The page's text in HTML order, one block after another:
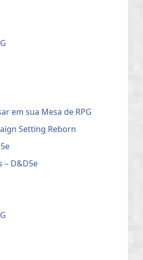
em sua Mesa de RPG
Setting Reborn
– D&D5e